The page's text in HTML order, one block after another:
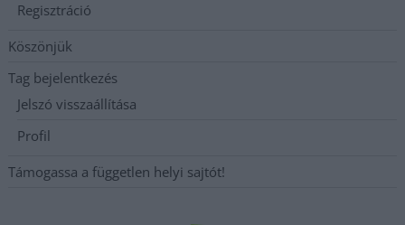
Regisztráció
Köszönjük
Tag bejelentkezés
Jelszó visszaállítása
Profil
Támogassa a független helyi sajtót!